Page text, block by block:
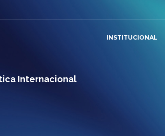
Internacional
INSTITUCIONAL